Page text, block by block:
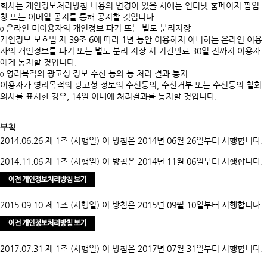
회사는 개인정보처리방침 내용의 변경이 있을 시에는 인터넷 홈페이지 팝업
창 또는 이메일 공지를 통해 공지할 것입니다.
ο 온라인 미이용자의 개인정보 파기 또는 별도 분리저장
개인정보 보호법 제 39조 6에 따라 1년 동안 이용하지 아니하는 온라인 이용
자의 개인정보를 파기 또는 별도 분리 저장 시 기간만료 30일 전까지 이용자
에게 통지할 것입니다.
ο 영리목적의 광고성 정보 수신 동의 등 처리 결과 통지
이용자가 영리목적의 광고성 정보의 수신동의, 수신거부 또는 수신동의 철회
의사를 표시한 경우, 14일 이내에 처리결과를 통지할 것입니다.
부칙
2014.06.26 제 1조 (시행일) 이 방침은 2014년 06월 26일부터 시행합니다.
2014.11.06 제 1조 (시행일) 이 방침은 2014년 11월 06일부터 시행합니다.
2015.09.10 제 1조 (시행일) 이 방침은 2015년 09월 10일부터 시행합니다.
2017.07.31 제 1조 (시행일) 이 방침은 2017년 07월 31일부터 시행합니다.